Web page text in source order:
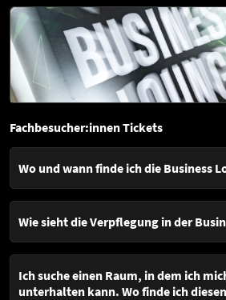
Du alle Informationen rund um
Zutrittsbestimmungen, Datenverarbeitung
Hausordnung.
Fachbesucher:innen Tickets
Wo und wann finde ich die Business
17.-18.
19. April
Ort
Wie sieht die Verpflegung in der
Fachbesucher:innen erhalten in der
Getränke à la carte.
Ich suche einen Raum, in dem ich
unterhalten kann. Wo finde ich